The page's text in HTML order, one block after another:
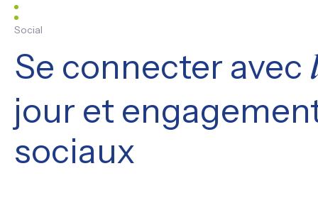
Social
Se connecter avec
jour et
sociaux